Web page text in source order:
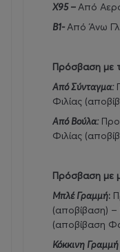
Χ95 –Από
Β1-Από Άνω
Πρόσβαση με
Από Σύνταγμα:
Φιλίας
Από Βούλα:
Φιλίας
Πρόσβαση με
Μπλέ Γραμμή:
(αποβίβαση) –
(αποβίβαση
Κόκκινη